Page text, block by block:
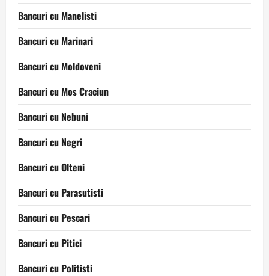
Bancuri cu Manelisti
Bancuri cu Marinari
Bancuri cu Moldoveni
Bancuri cu Mos Craciun
Bancuri cu Nebuni
Bancuri cu Negri
Bancuri cu Olteni
Bancuri cu Parasutisti
Bancuri cu Pescari
Bancuri cu Pitici
Bancuri cu Politisti